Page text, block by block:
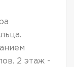
2 этаж -